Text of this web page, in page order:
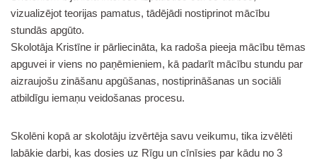
vizualizējot teorijas pamatus, tādējādi nostiprinot mācību
stundās apgūto.
Skolotāja Kristīne ir pārliecināta, ka radoša pieeja mācību tēmas
apguvei ir viens no paņēmieniem, kā padarīt mācību stundu par
aizraujošu zināšanu apgūšanas, nostiprināšanas un sociāli
atbildīgu iemaņu veidošanas procesu.
Skolēni kopā ar skolotāju izvērtēja savu veikumu, tika izvēlēti
labākie darbi, kas dosies uz Rīgu un cīnīsies par kādu no 3